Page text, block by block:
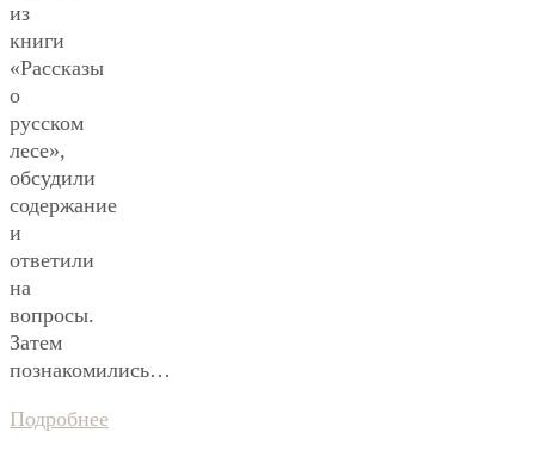
из
книги
«Рассказы
о
русском
лесе»,
обсудили
содержание
и
ответили
на
вопросы.
Затем
познакомились…
Подробнее